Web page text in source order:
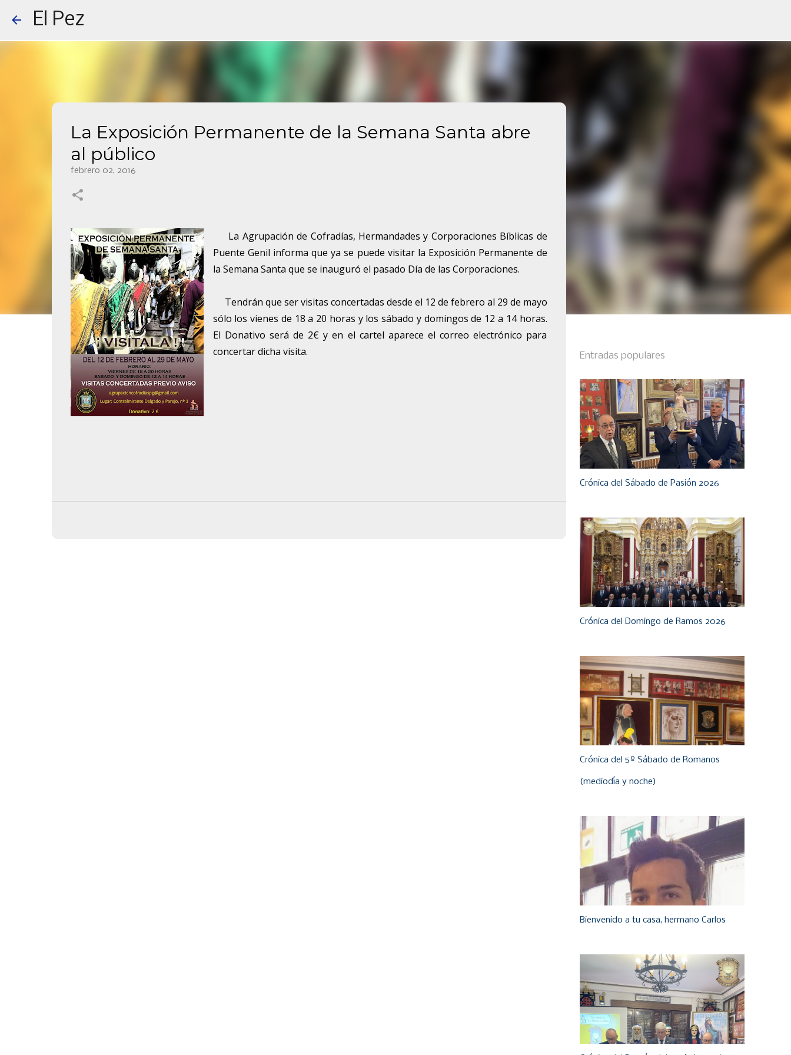
El Pez
La Exposición Permanente de la Semana Santa abre
al público
febrero 02, 2016
La Agrupación de Cofradías, Hermandades y Corporaciones Bíblicas de
Puente Genil informa que ya se puede visitar la Exposición Permanente de
la Semana Santa que se inauguró el pasado Día de las Corporaciones.
Tendrán que ser visitas concertadas desde el 12 de febrero al 29 de mayo
sólo los vienes de 18 a 20 horas y los sábado y domingos de 12 a 14 horas.
El Donativo será de 2€ y en el cartel aparece el correo electrónico para
concertar dicha visita.
Entradas populares
Crónica del Sábado de Pasión 2026
Crónica del Domingo de Ramos 2026
Crónica del 5º Sábado de Romanos
(mediodía y noche)
Bienvenido a tu casa, hermano Carlos